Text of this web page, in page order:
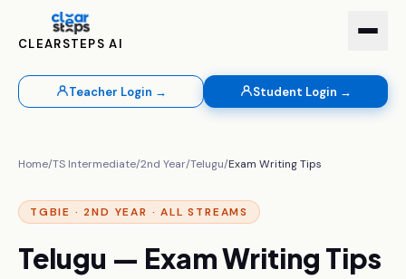
CLEARSTEPS AI
Teacher Login → Student Login →
Home/TS Intermediate/2nd Year/Telugu/Exam Writing Tips
TGBIE · 2ND YEAR · ALL STREAMS
Telugu — Exam Writing Tips